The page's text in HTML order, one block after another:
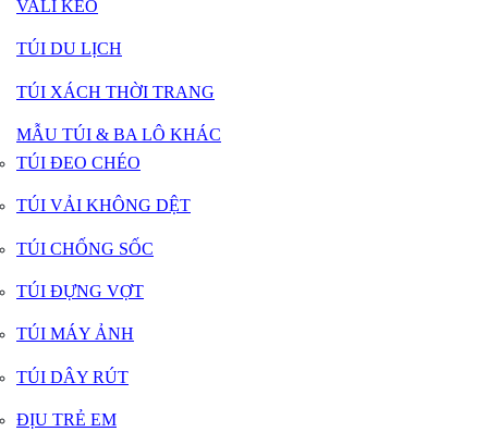
VALI KÉO
TÚI DU LỊCH
TÚI XÁCH THỜI TRANG
MẪU TÚI & BA LÔ KHÁC
TÚI ĐEO CHÉO
TÚI VẢI KHÔNG DỆT
TÚI CHỐNG SỐC
TÚI ĐỰNG VỢT
TÚI MÁY ẢNH
TÚI DÂY RÚT
ĐỊU TRẺ EM